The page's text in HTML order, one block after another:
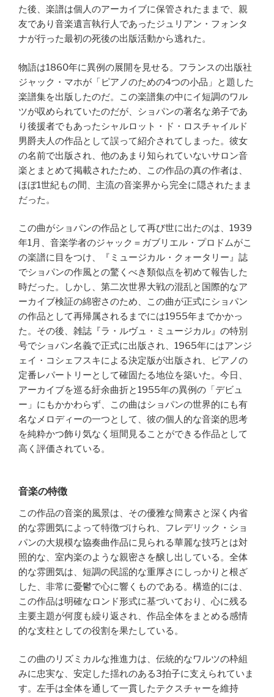
た後、楽譜は個人のアーカイブに保管されたままで、親
友であり音楽遺言執行人であったジュリアン・フォンタ
ナが行った最初の死後の出版活動から逃れた。
物語は1860年に異例の展開を見せる。フランスの出版社
ジャック・マホが「ピアノのための4つの小品」と題した
楽譜集を出版したのだ。この楽譜集の中にイ短調のワル
ツが収められていたのだが、ショパンの著名な弟子であ
り後援者でもあったシャルロット・ド・ロスチャイルド
男爵夫人の作品として誤って紹介されてしまった。彼女
の名前で出版され、他のあまり知られていないサロン音
楽とまとめて掲載されたため、この作品の真の作者は、
ほぼ1世紀もの間、主流の音楽界から完全に隠されたまま
だった。
この曲がショパンの作品として再び世に出たのは、1939
年1月、音楽学者のジャック＝ガブリエル・プロドムがこ
の楽譜に目をつけ、『ミュージカル・クォータリー』誌
でショパンの作風との驚くべき類似点を初めて報告した
時だった。しかし、第二次世界大戦の混乱と国際的なア
ーカイブ検証の綿密さのため、この曲が正式にショパン
の作品として再帰属されるまでには1955年までかかっ
た。その後、雑誌『ラ・ルヴュ・ミュージカル』の特別
号でショパン名義で正式に出版され、1965年にはアンジ
ェイ・コシェフスキによる決定版が出版され、ピアノの
定番レパートリーとして確固たる地位を築いた。今日、
アーカイブを巡る紆余曲折と1955年の異例の「デビュ
ー」にもかかわらず、この曲はショパンの世界的にも有
名なメロディーの一つとして、彼の個人的な音楽的思考
を純粋かつ飾り気なく垣間見ることができる作品として
高く評価されている。
音楽の特徴
この作品の音楽的風景は、その優雅な簡素さと深く内省
的な雰囲気によって特徴づけられ、フレデリック・ショ
パンの大規模な協奏曲作品に見られる華麗な技巧とは対
照的な、室内楽のような親密さを醸し出している。全体
的な雰囲気は、短調の民謡的な重厚さにしっかりと根ざ
した、非常に憂鬱で心に響くものである。構造的には、
この作品は明確なロンド形式に基づいており、心に残る
主要主題が何度も繰り返され、作品全体をまとめる感情
的な支柱としての役割を果たしている。
この曲のリズミカルな推進力は、伝統的なワルツの枠組
みに忠実な、安定した揺れのある3拍子に支えられていま
す。左手は全体を通して一貫したテクスチャーを維持